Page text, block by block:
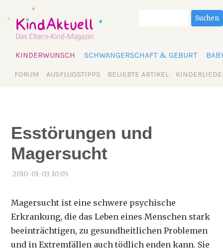
überspringen
KINDERWUNSCH SCHWANGERSCHAFT & GEBURT
Navigation
FORUM AUSFLUGSTIPPS BELIEBTE ARTIKEL
Suchen
Esstörungen und
Magersucht
2010-01-03 10:05
Magersucht ist eine schwere psychische
Erkrankung, die das Leben eines Menschen stark
beeinträchtigen, zu gesundheitlichen Problemen
und in Extremfällen auch tödlich enden kann. Sie